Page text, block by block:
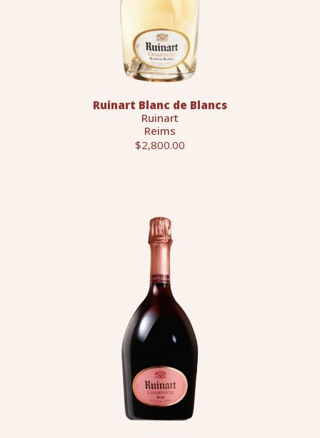
Ruinart Blanc de Blancs
Ruinart
Reims
$2,800.00